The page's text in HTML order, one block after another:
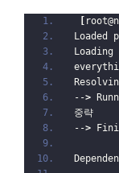
[
Loaded
-->
중략
-->